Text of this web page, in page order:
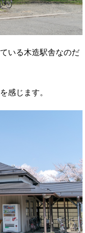
いる木造駅舎なのだ
感じます。